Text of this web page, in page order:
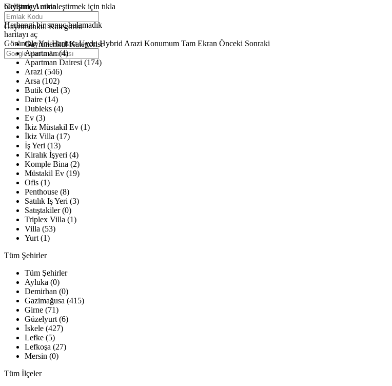
büyütmeyi etkinleştirmek için tıkla
Haritalar yükleniyor
Herhangi bir sonuç bulamadık
haritayı aç
GörüntüleYol Haritası Uydu Hybrid Arazi Konumum Tam Ekran Önceki Sonraki
Gelişmiş Arama
Gayrimenkul Kategorisi
Gayrimenkul Kategorisi
Apartman (4)
Apartman Dairesi (174)
Arazi (546)
Arsa (102)
Butik Otel (3)
Daire (14)
Dubleks (4)
Ev (3)
İkiz Müstakil Ev (1)
İkiz Villa (17)
İş Yeri (13)
Kiralık İşyeri (4)
Komple Bina (2)
Müstakil Ev (19)
Ofis (1)
Penthouse (8)
Satılık Iş Yeri (3)
Satıştakiler (0)
Triplex Villa (1)
Villa (53)
Yurt (1)
Tüm Şehirler
Tüm Şehirler
Ayluka (0)
Demirhan (0)
Gazimağusa (415)
Girne (71)
Güzelyurt (6)
İskele (427)
Lefke (5)
Lefkoşa (27)
Mersin (0)
Tüm İlçeler